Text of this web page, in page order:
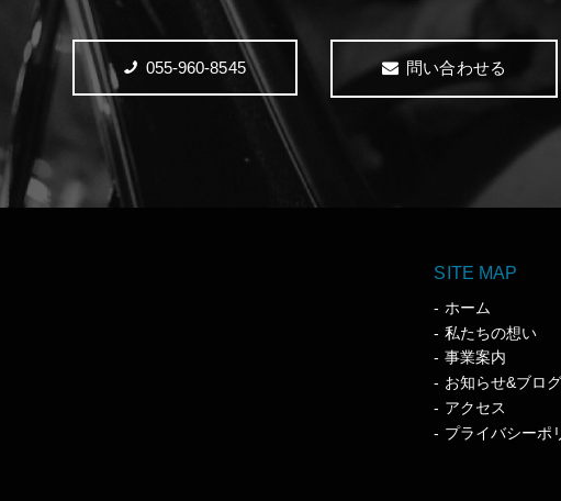
055-960-8545 問い合わせる
SITE MAP
ホーム
私たちの想い
事業案内
お知らせ&ブロ
アクセス
プライバシーポ